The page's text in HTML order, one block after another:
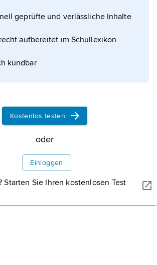
Deutschlands mit Sitz in
des öffentlichen Rechts,
von 2,5 Mrd. € dem Bund
1. 1999 ist die Deutsche
Union
geprüfte und verlässliche Inhalte
aufbereitet im Schullexikon
kündbar
Kostenlos testen
oder
Einloggen
Starten Sie Ihren kostenlosen Test